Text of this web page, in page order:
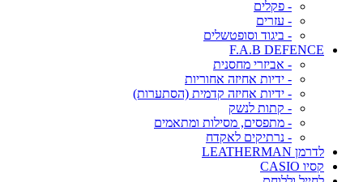
- פקלים
- עזרים
- ביגוד וסופטשלים
F.A.B DEFENCE
- אביזרי מחסנית
- ידיות אחיזה אחוריות
- ידיות אחיזה קדמית (הסתערות)
- קתות לנשק
- מתפסים, מסילות ומתאמים
- נרתיקים לאקדח
לדרמן LEATHERMAN
קסיו CASIO